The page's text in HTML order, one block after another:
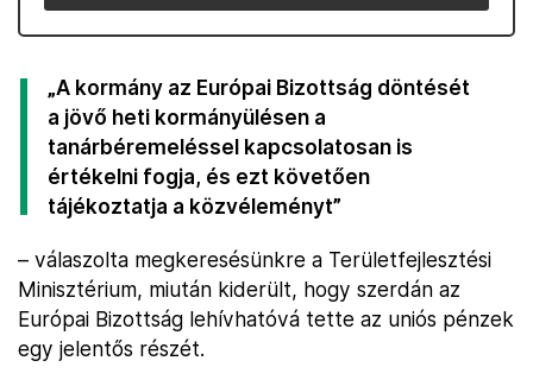
„A kormány az Európai Bizottság döntését
a jövő heti kormányülésen a
tanárbéremeléssel kapcsolatosan is
értékelni fogja, és ezt követően
tájékoztatja a közvéleményt”
– válaszolta megkeresésünkre a Területfejlesztési
Minisztérium, miután kiderült, hogy szerdán az
Európai Bizottság lehívhatóvá tette az uniós pénzek
egy jelentős részét.